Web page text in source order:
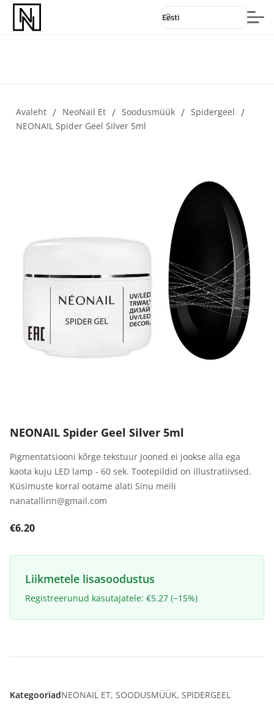
Eesti
Avaleht / NeoNail Et / Soodusmüük / Spidergeel /
NEONAIL Spider Geel Silver 5ml
NEONAIL Spider Geel Silver 5ml
Pigmentatsiooni kõrge tekstuur Jooned ei jookse alla ega
kaota kuju LED lamp - 60 sek. Tootepildid on illustratiivsed.
Küsimuste korral ootame alati Sinu meili
nanatallinn@gmail.com
€6.20
Liikmetele lisasoodustus
Registreerunud kasutajatele: €5.27 (−15%)
KategooriadNEONAIL ET, SOODUSMÜÜK, SPIDERGEEL